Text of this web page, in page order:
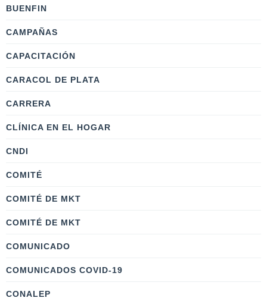
BUENFIN
CAMPAÑAS
CAPACITACIÓN
CARACOL DE PLATA
CARRERA
CLÍNICA EN EL HOGAR
CNDI
COMITÉ
COMITÉ DE MKT
COMITÉ DE MKT
COMUNICADO
COMUNICADOS COVID-19
CONALEP